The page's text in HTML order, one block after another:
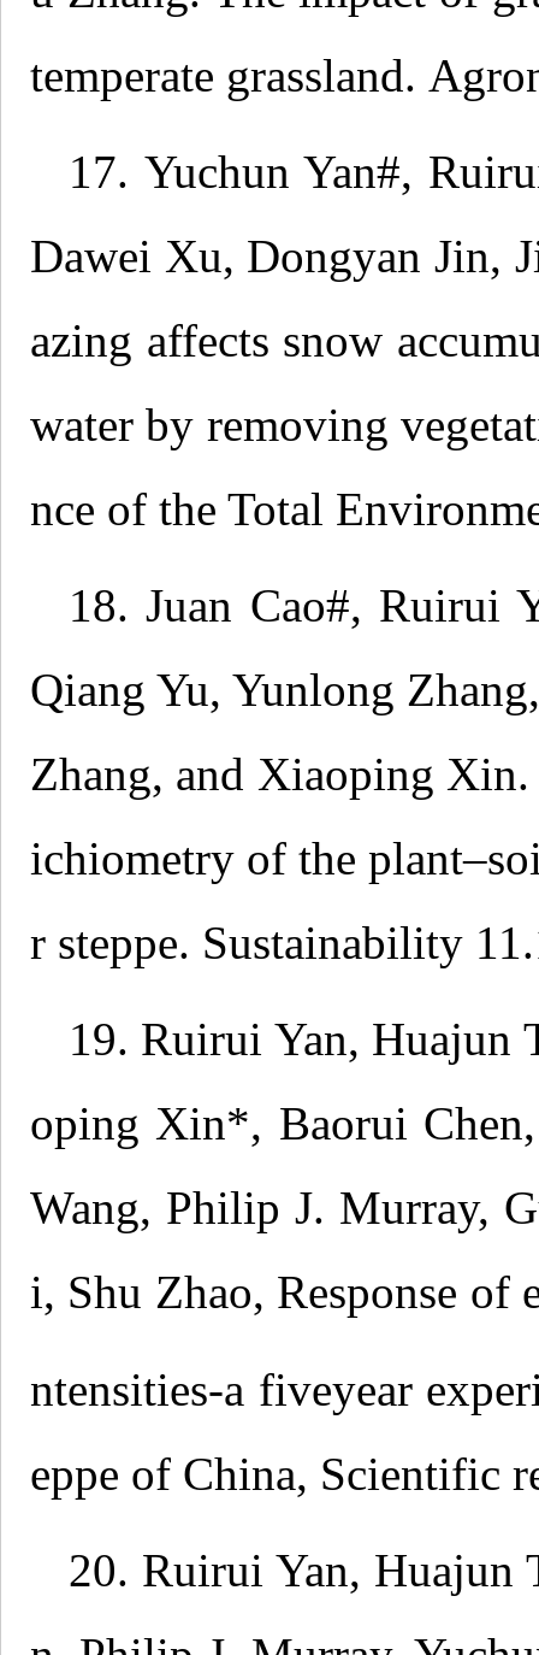
temperate grassland.
17. Yuchun Yan#,
Dawei Xu, Dongyan Jin,
azing affects snow
water by removing
nce of the Total
18. Juan Cao#, Ruirui
Qiang Yu, Yunlong
Zhang, and Xiaoping
ichiometry of the
r steppe. Sustainability
19. Ruirui Yan, Huajun
oping Xin*, Baorui
Wang, Philip J. Murray,
i, Shu Zhao, Response of
ntensities-a fiveyear
eppe of China, Scientific
20. Ruirui Yan, Huajun